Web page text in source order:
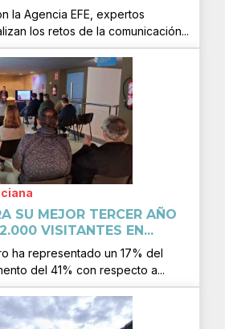
la Agencia EFE, expertos
los retos de la comunicación...
SU MEJOR TERCER AÑO
VISITANTES EN...
ha representado un 17% del
del 41% con respecto a...